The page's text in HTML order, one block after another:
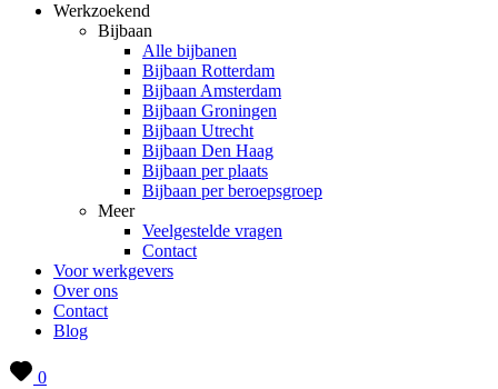
Werkzoekend
Bijbaan
Alle bijbanen
Bijbaan Rotterdam
Bijbaan Amsterdam
Bijbaan Groningen
Bijbaan Utrecht
Bijbaan Den Haag
Bijbaan per plaats
Bijbaan per beroepsgroep
Meer
Veelgestelde vragen
Contact
Voor werkgevers
Over ons
Contact
Blog
0